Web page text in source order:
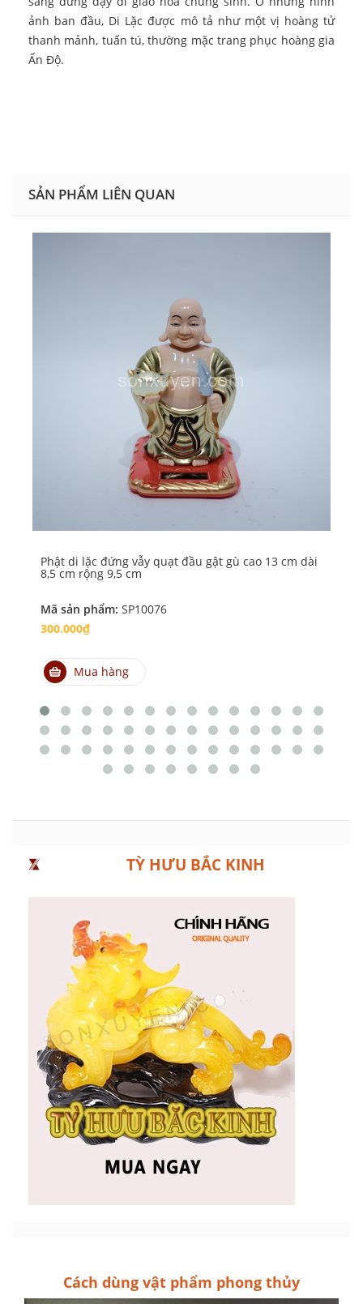
ảnh ban đầu, Di Lặc được mô tả như một vị hoàng tử
thanh mảnh, tuấn tú, thường mặc trang phục hoàng gia
Ấn Độ.
SẢN PHẨM LIÊN QUAN
Phật di lặc đứng vẫy quạt đầu gật gù cao 13 cm dài
8,5 cm rộng 9,5 cm
Mã sản phẩm: SP10076
300.000₫
Mua hàng
TỲ HƯU BẮC KINH
Cách dùng vật phẩm phong thủy